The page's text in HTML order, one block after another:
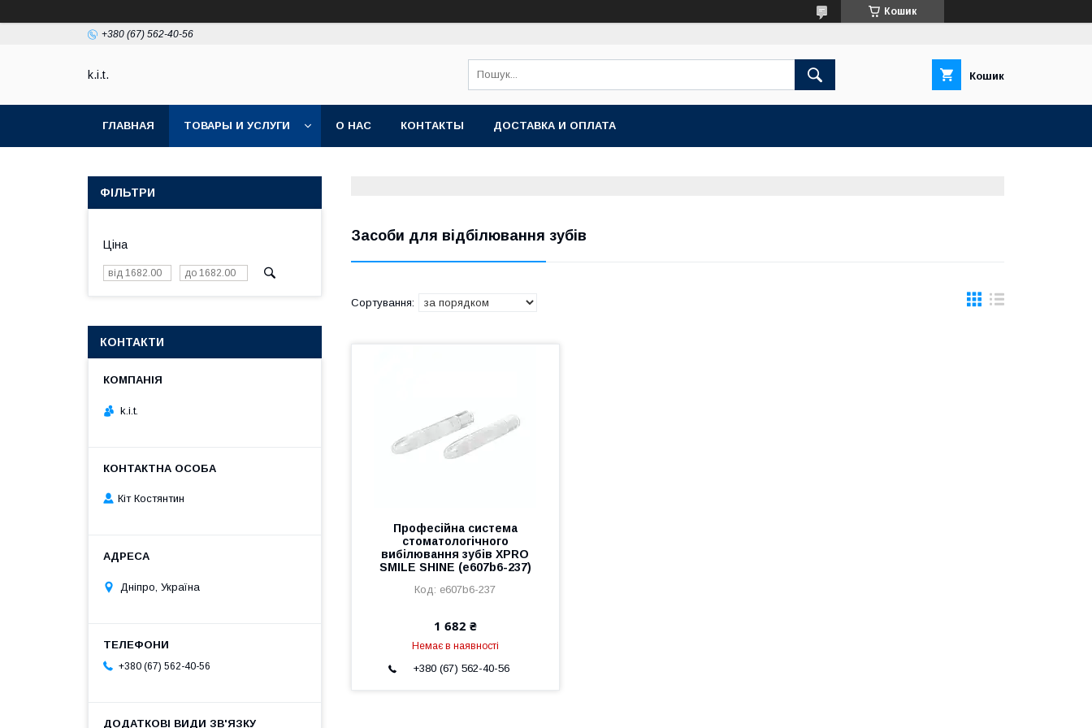
Кошик
+380 (67) 562-40-56
k.i.t. Кошик
ГЛАВНАЯ ТОВАРЫ И УСЛУГИ О НАС КОНТАКТЫ ДОСТАВКА И ОПЛАТА
Засоби для відбілювання зубів
Професійна система
стоматологічного
вибілювання зубів XPRO
SMILE SHINE (e607b6-237)
e607b6-237
1 682 ₴
Немає в наявності
+380 (67) 562-40-56
ФІЛЬТРИ
Ціна
КОНТАКТИ
k.i.t.
Кіт Костянтин
Дніпро, Україна
+380 (67) 562-40-56